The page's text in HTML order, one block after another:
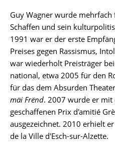
Guy Wagner wurde
Schaffen und sein
1991 war er der erste
Preises gegen Rassismus,
war wiederholt Preisträger
national, etwa 2005 für den
für das dem Absurden
mäi Frënd. 2007 wurde er mit
geschaffenen Prix d'amitié
ausgezeichnet. 2010 erhielt
de la Ville d'Esch-sur-Alzette.